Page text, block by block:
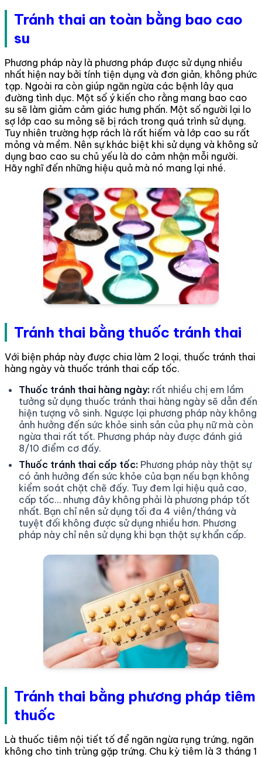
Tránh thai an toàn bằng bao cao
su
Phương pháp này là phương pháp được sử dụng nhiều
nhất hiện nay bởi tính tiện dụng và đơn giản, không phức
tạp. Ngoài ra còn giúp ngăn ngừa các bệnh lây qua
đường tình dục. Một số ý kiến cho rằng mang bao cao
su sẽ làm giảm cảm giác hưng phấn. Một số người lại lo
sợ lớp cao su mỏng sẽ bị rách trong quá trình sử dụng.
Tuy nhiên trường hợp rách là rất hiếm và lớp cao su rất
mỏng và mềm. Nên sự khác biệt khi sử dụng và không sử
dụng bao cao su chủ yếu là do cảm nhận mỗi người.
Hãy nghĩ đến những hiệu quả mà nó mang lại nhé.
Tránh thai bằng thuốc tránh thai
Với biện pháp này được chia làm 2 loại, thuốc tránh thai
hàng ngày và thuốc tránh thai cấp tốc.
Thuốc tránh thai hàng ngày: rất nhiều chị em lầm
tưởng sử dụng thuốc tránh thai hàng ngày sẽ dẫn đến
hiện tượng vô sinh. Ngược lại phương pháp này không
ảnh hưởng đến sức khỏe sinh sản của phụ nữ mà còn
ngừa thai rất tốt. Phương pháp này được đánh giá
8/10 điểm cơ đấy.
Thuốc tránh thai cấp tốc: Phương pháp này thật sự
có ảnh hưởng đến sức khỏe của bạn nếu bạn không
kiểm soát chặt chẽ đấy. Tuy đem lại hiệu quả cao,
cấp tốc… nhưng đây không phải là phương pháp tốt
nhất. Bạn chỉ nên sử dụng tối đa 4 viên/tháng và
tuyệt đối không được sử dụng nhiều hơn. Phương
pháp này chỉ nên sử dụng khi bạn thật sự khẩn cấp.
Tránh thai bằng phương pháp tiêm
thuốc
Là thuốc tiêm nội tiết tố để ngăn ngừa rụng trứng, ngăn
không cho tinh trùng gặp trứng. Chu kỳ tiêm là 3 tháng 1